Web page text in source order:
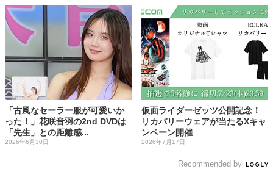
「古風なセーラー服が可愛いか
った！」花咲音羽の2nd DVDは
「先生」との距離感...
2026年6月30日
仮面ライダーゼッツ公開記念！
リカバリーウェアが当たるXキャ
ンペーン開催
2026年7月17日
Recommended by